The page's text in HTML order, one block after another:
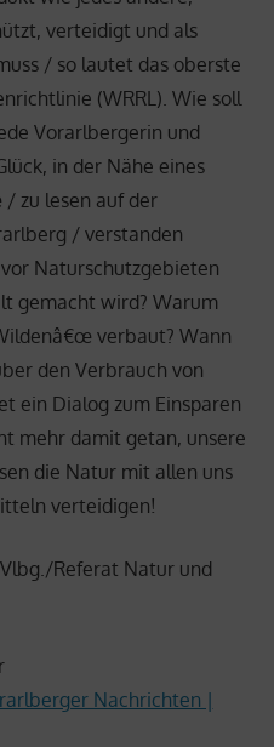
verteidigt und als
/ so lautet das oberste
(WRRL). Wie soll
Vorarlbergerin und
in der Nähe eines
zu lesen auf der
/ verstanden
Naturschutzgebieten
gemacht wird? Warum
verbaut? Wann
den Verbrauch von
ein Dialog zum Einsparen
mehr damit getan, unsere
die Natur mit allen uns
verteidigen!
Referat Natur und
Nachrichten |